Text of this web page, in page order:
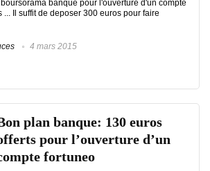
banque pour l'ouverture d'un compte
... Il suffit de deposer 300 euros pour faire
4 mars 2015
plan banque: 130 euros
pour l’ouverture d’un
fortuneo